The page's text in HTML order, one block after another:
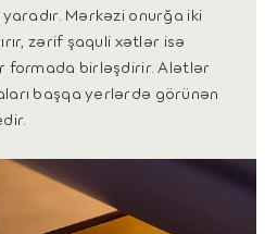
Mərkəzi onurğa iki
zərif şaquli xətlər isə
birləşdirir. Alətlər
başqa yerlərdə görünən